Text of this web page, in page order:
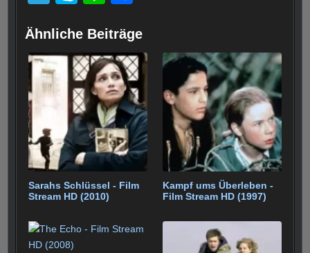
c
e
b
o
o
k
tt
er
er
e
st
bl
r
t
A
p
p
er
e
gr
a
m
p
e
e
e
n
Ähnliche Beiträge
Sarahs Schlüssel - Film
Stream HD (2010)
Kampf ums Überleben -
Film Stream HD (1997)